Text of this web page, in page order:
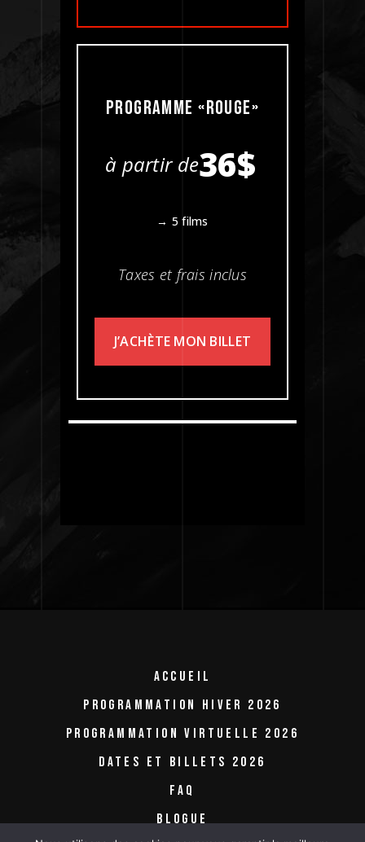
PROGRAMME «ROUGE»
à partir de36$
→ 5 films
Taxes et frais inclus
J’ACHÈTE MON BILLET
ACCUEIL
PROGRAMMATION HIVER 2026
PROGRAMMATION VIRTUELLE 2026
DATES ET BILLETS 2026
FAQ
BLOGUE